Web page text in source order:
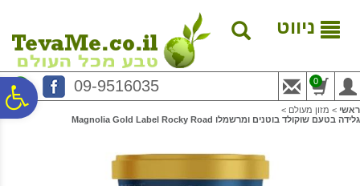
נגישות
המרכזי
ניווט
09-9516035 0
ראשי > מזון מעולם >
גלידה בטעם שוקולד בוטנים ומרשמלו Magnolia Gold Label Rocky Road